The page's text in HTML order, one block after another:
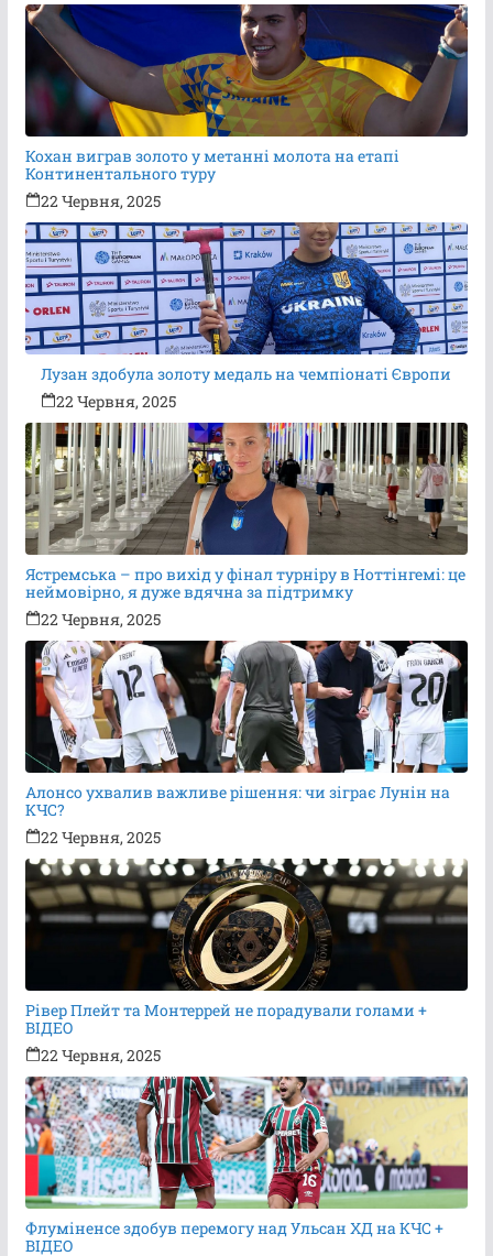
Кохан виграв золото у метанні молота на етапі
Континентального туру
22 Червня, 2025
Лузан здобула золоту медаль на чемпіонаті Європи
22 Червня, 2025
Ястремська – про вихід у фінал турніру в Ноттінгемі: це
неймовірно, я дуже вдячна за підтримку
22 Червня, 2025
Алонсо ухвалив важливе рішення: чи зіграє Лунін на
КЧС?
22 Червня, 2025
Рівер Плейт та Монтеррей не порадували голами +
ВІДЕО
22 Червня, 2025
Флуміненсе здобув перемогу над Ульсан ХД на КЧС +
ВІДЕО